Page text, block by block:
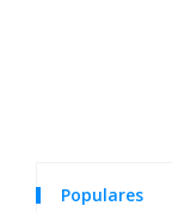
Populares